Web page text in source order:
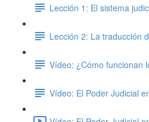
Lección 1: El sistema
Lección 2: La traducción
Vídeo: ¿Cómo funcionan
Vídeo: El Poder Judicial